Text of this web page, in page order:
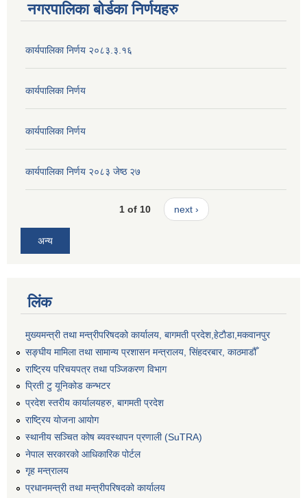
नगरपालिका बोर्डका निर्णयहरु
कार्यपालिका निर्णय २०८३.३.१६
कार्यपालिका निर्णय
कार्यपालिका निर्णय
कार्यपालिका निर्णय २०८३ जेष्ठ २७
1 of 10 next ›
अन्य
लिंक
मुख्यमन्त्री तथा मन्त्रीपरिषदको कार्यालय, बागमती प्रदेश,हेटाैडा,मकवानपुर
सङ्‍घीय मामिला तथा सामान्य प्रशासन मन्त्रालय, सिंहदरबार, काठमाडौँ
राष्ट्रिय परिचयपत्र तथा पञ्जिकरण विभाग
प्रिती टु यूनिकोड कन्भटर
प्रदेश स्तरीय कार्यालयहरु, बागमती प्रदेश
राष्ट्रिय योजना आयोग
स्थानीय सञ्चित कोष ब्यवस्थापन प्रणाली (SuTRA)
नेपाल सरकारको आधिकारिक पोर्टल
गृह मन्त्रालय
प्रधानमन्त्री तथा मन्त्रीपरिषदको कार्यालय